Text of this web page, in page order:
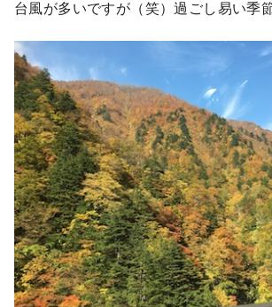
台風が多いですが（笑）過ごし易い季節